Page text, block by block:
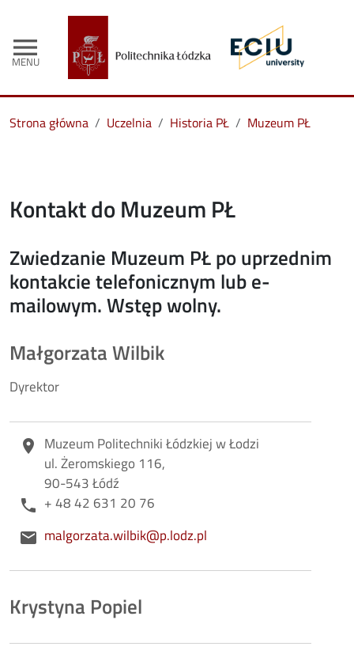
menu
MENU
Strona główna Uczelnia Historia PŁ Muzeum PŁ
Kontakt do Muzeum PŁ
Zwiedzanie Muzeum PŁ po uprzednim
kontakcie telefonicznym lub e-
mailowym. Wstęp wolny.
Małgorzata Wilbik
Dyrektor
place Adres
Muzeum Politechniki Łódzkiej w Łodzi
ul. Żeromskiego 116,
90-543 Łódź
phone Telefon
+ 48 42 631 20 76
email E-mail
malgorzata.wilbik@p.lodz.pl
Krystyna Popiel